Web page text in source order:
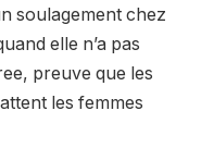
soulagement chez
elle n’a pas
preuve que les
les femmes